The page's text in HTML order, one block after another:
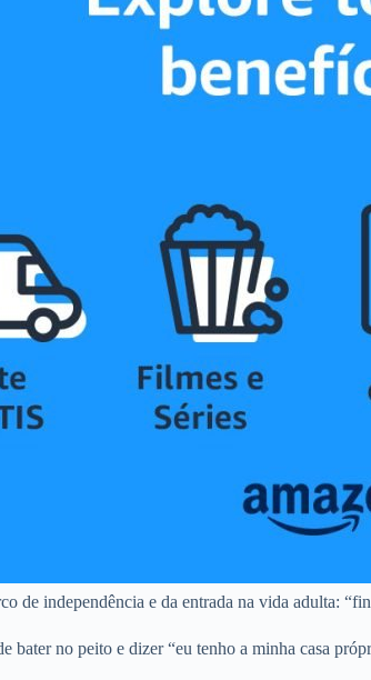
de independência e da entrada na vida adulta:
bater no peito e dizer “eu tenho a minha casa